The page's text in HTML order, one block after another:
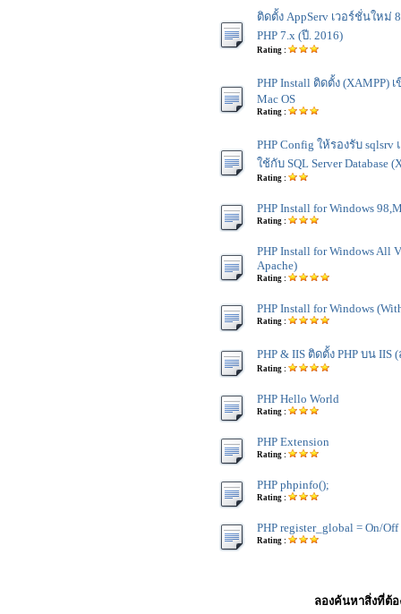
ติดตั้ง AppServ เวอร์ชั่นใหม่
PHP 7.x (ปี. 2016)
Rating :
PHP Install ติดตั้ง (XAMPP)
Mac OS
Rating :
PHP Config ให้รองรับ sqlsrv
ใช้กับ SQL Server Database
Rating :
PHP Install for Windows
Rating :
PHP Install for Windows All
Apache)
Rating :
PHP Install for Windows
Rating :
PHP & IIS ติดตั้ง PHP บน IIS
Rating :
PHP Hello World
Rating :
PHP Extension
Rating :
PHP phpinfo();
Rating :
PHP register_global = On/Off
Rating :
ลองค้นหาสิ่งที่ต้อ